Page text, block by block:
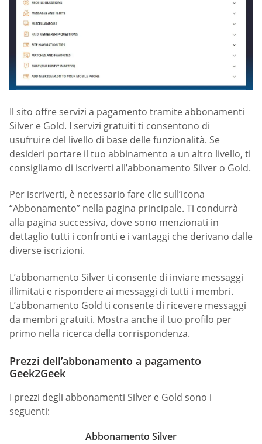
Il sito offre servizi a pagamento tramite abbonamenti
Silver e Gold. I servizi gratuiti ti consentono di
usufruire del livello di base delle funzionalità. Se
desideri portare il tuo abbinamento a un altro livello, ti
consigliamo di iscriverti all’abbonamento Silver o Gold.
Per iscriverti, è necessario fare clic sull’icona
“Abbonamento” nella pagina principale. Ti condurrà
alla pagina successiva, dove sono menzionati in
dettaglio tutti i confronti e i vantaggi che derivano dalle
diverse iscrizioni.
L’abbonamento Silver ti consente di inviare messaggi
illimitati e rispondere ai messaggi di tutti i membri.
L’abbonamento Gold ti consente di ricevere messaggi
da membri gratuiti. Mostra anche il tuo profilo per
primo nella ricerca della corrispondenza.
Prezzi dell’abbonamento a pagamento
Geek2Geek
I prezzi degli abbonamenti Silver e Gold sono i
seguenti:
Abbonamento Silver